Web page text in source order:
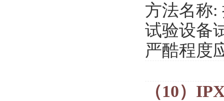
方法名称:
试验设备
严酷程度
（10）